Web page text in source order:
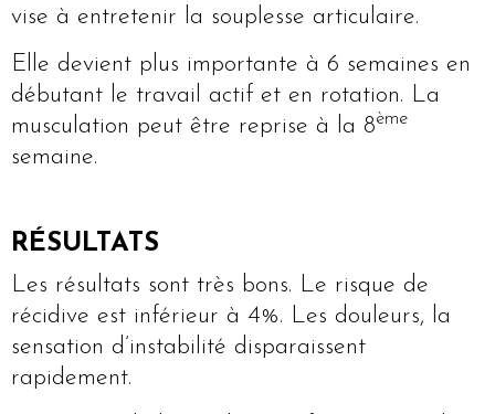
vise à entretenir la souplesse articulaire.
Elle devient plus importante à 6 semaines en
débutant le travail actif et en rotation. La
musculation peut être reprise à la 8ème
semaine.
RÉSULTATS
Les résultats sont très bons. Le risque de
récidive est inférieur à 4%. Les douleurs, la
sensation d’instabilité disparaissent
rapidement.